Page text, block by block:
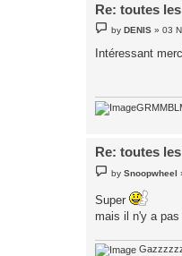
Re: toutes
P
s
t
by DENIS »03
Intéressant
Re: toutes
P
o
t
bySnoopwheel
Super
mais il n'y a